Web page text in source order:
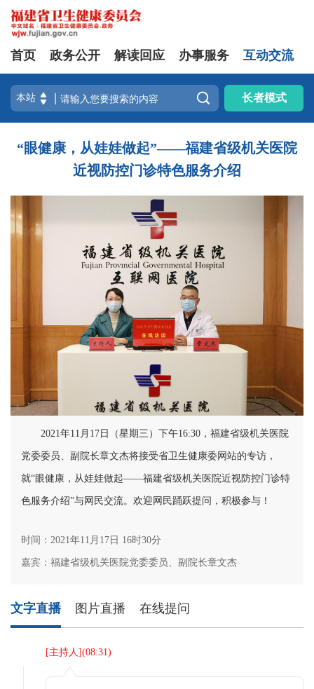
首页 政务公开 解读回应 办事服务 互动交流
 长者模式
“眼健康，从娃娃做起”——福建省级机关医院
近视防控门诊特色服务介绍
2021年11月17日（星期三）下午16:30，福建省级机关医院
党委委员、副院长章文杰将接受省卫生健康委网站的专访，
就“眼健康，从娃娃做起——福建省级机关医院近视防控门诊特
色服务介绍”与网民交流。欢迎网民踊跃提问，积极参与！
时间：2021年11月17日 16时30分
嘉宾：福建省级机关医院党委委员、副院长章文杰
文字直播 图片直播 在线提问
[主持人 ](08:31)